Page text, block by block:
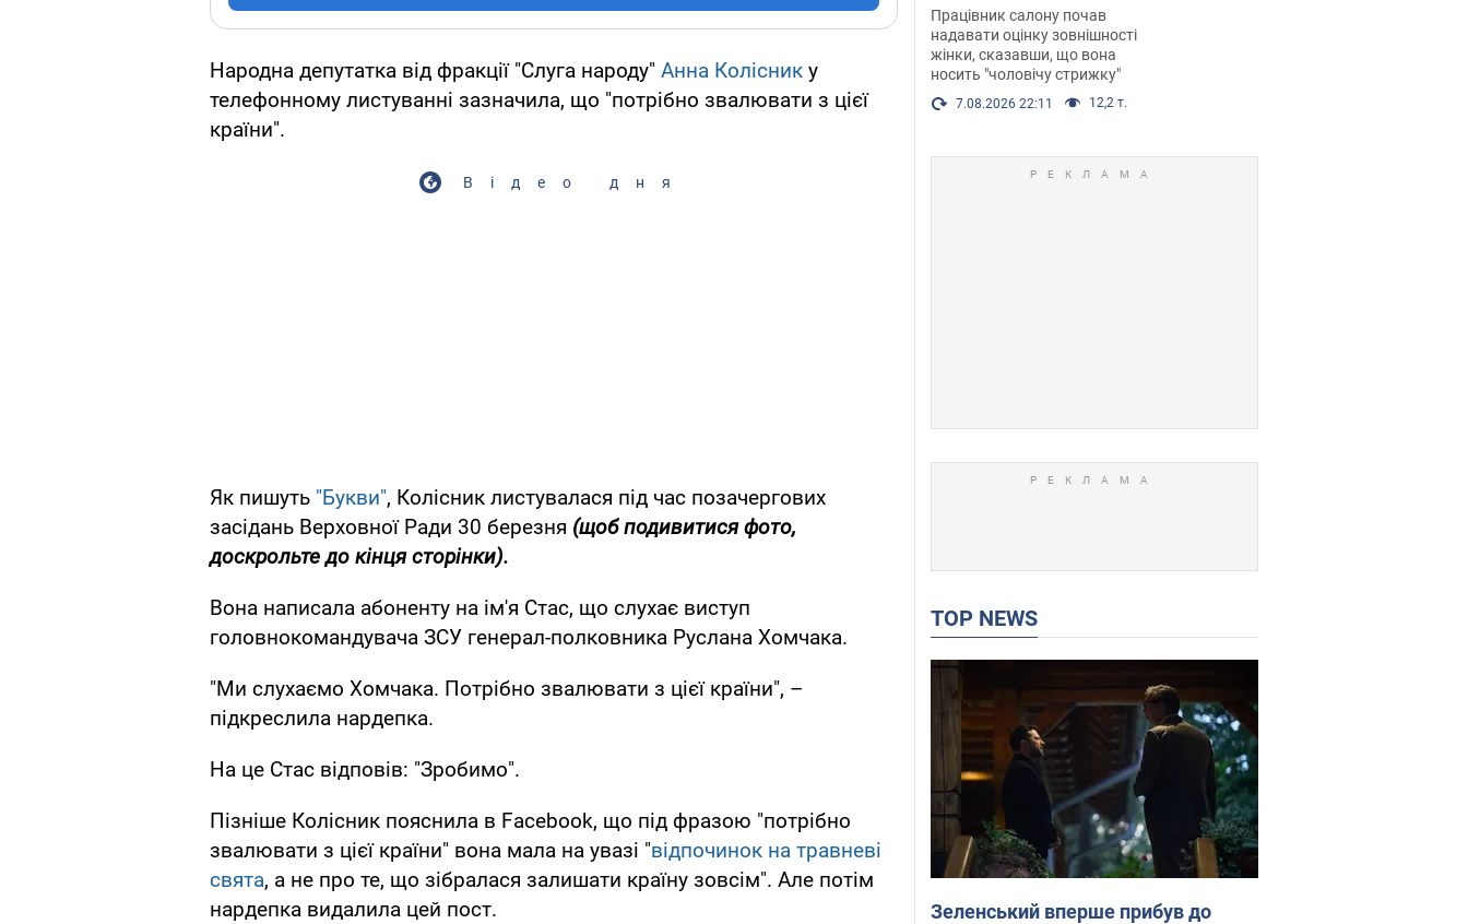
Народна депутатка від фракції "Слуга народу" Анна Колісник у
телефонному листуванні зазначила, що "потрібно звалювати з цієї
країни".
Відео дня
Як пишуть "Букви", Колісник листувалася під час позачергових
засідань Верховної Ради 30 березня (щоб подивитися фото,
доскрольте до кінця сторінки).
Вона написала абоненту на ім'я Стас, що слухає виступ
головнокомандувача ЗСУ генерал-полковника Руслана Хомчака.
"Ми слухаємо Хомчака. Потрібно звалювати з цієї країни", –
підкреслила нардепка.
На це Стас відповів: "Зробимо".
Пізніше Колісник пояснила в Facebook, що під фразою "потрібно
звалювати з цієї країни" вона мала на увазі "відпочинок на травневі
свята, а не про те, що зібралася залишати країну зовсім". Але потім
нардепка видалила цей пост.
після хімієтерапії,
розгорівся скандал.
Фото
Працівник салону почав
надавати оцінку зовнішності
жінки, сказавши, що вона
носить "чоловічу стрижку"
7.08.2026 22:11 12,2 т.
TOP NEWS
Зеленський вперше прибув до